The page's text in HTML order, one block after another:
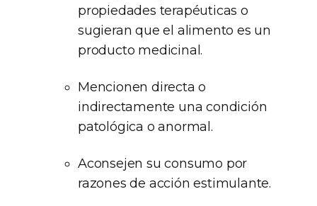
propiedades terapéuticas o
sugieran que el alimento es un
producto medicinal.
Mencionen directa o
indirectamente una condición
patológica o anormal.
Aconsejen su consumo por
razones de acción estimulante.